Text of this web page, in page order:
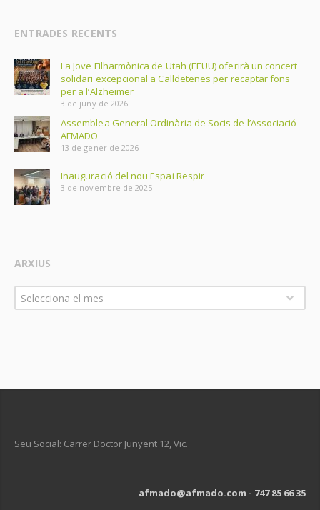
ENTRADES RECENTS
La Jove Filharmònica de Utah (EEUU) oferirà un concert
solidari excepcional a Calldetenes per recaptar fons
per a l’Alzheimer
3 de juny de 2026
Assemblea General Ordinària de Socis de l’Associació
AFMADO
13 de gener de 2026
Inauguració del nou Espai Respir
3 de novembre de 2025
ARXIUS
Arxius
Selecciona el mes
Seu Social: Carrer Doctor Junyent 12, Vic.
afmado@afmado.com - 747 85 66 35